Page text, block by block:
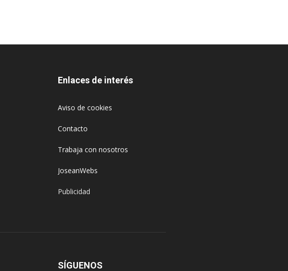
Enlaces de interés
Aviso de cookies
Contacto
Trabaja con nosotros
JoseanWebs
Publicidad
SÍGUENOS